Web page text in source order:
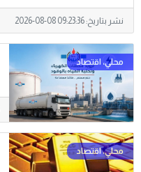
نشر بتاريخ:2026-08-08 09:23:36